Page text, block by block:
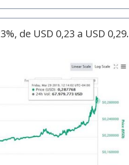
de USD 0,23 a USD 0,29.